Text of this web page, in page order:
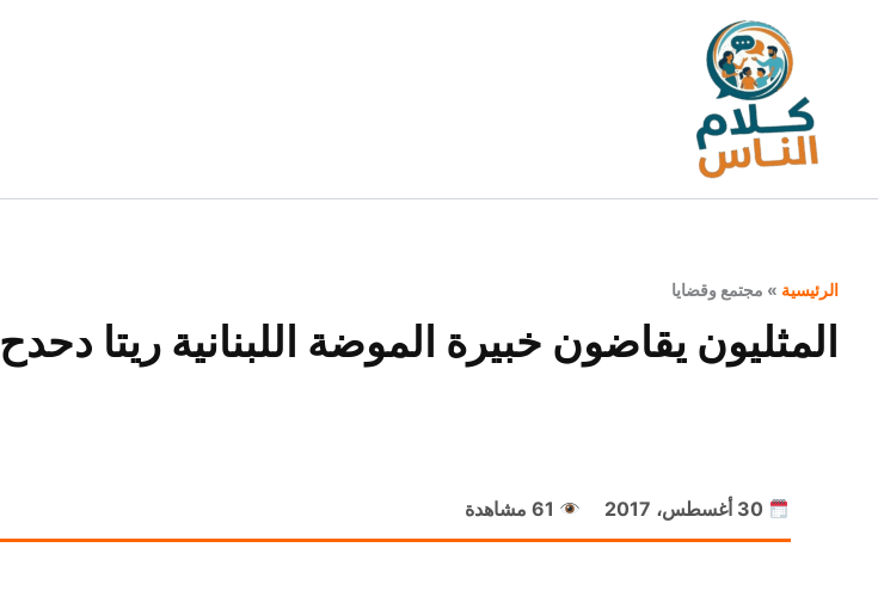
الرئيسية » مجتمع وقضايا
المثليون يقاضون خبيرة الموضة اللبنانية ريتا دحدح